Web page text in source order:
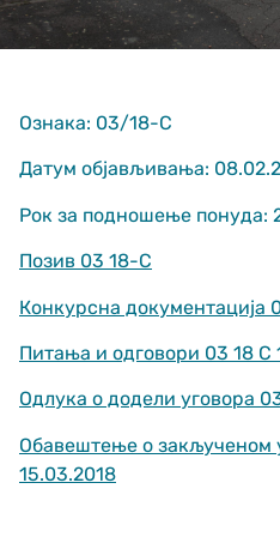
Ознака: 03/18-С
Датум објављивања:
Рок за подношење понуда:
Позив 03 18-С
Конкурсна документација
Питања и одговори 03 18 С
Одлука о додели уговора
Обавештење о закљученом
15.03.2018
Неопходно
cookies are
They are
the website
Статистика
In order for us